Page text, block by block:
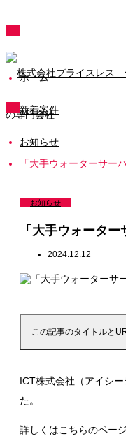
ホーム
新着案件
お知らせ
「大手ウォーターサー
お知らせ
「大手ウォータ
2024.12.12
この記事のタイトルと
ICT株式会社（アイシ
た。
詳しくはこちらのペー